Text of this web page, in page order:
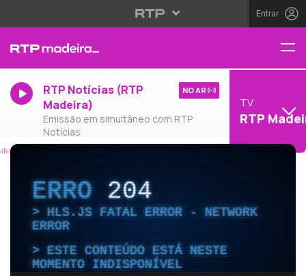
Entrar
RTP Notícias (RTP
Madeira)
Emissão em simultâneo com RTP
Notícias
NO AR
TV
RTP
ERRO204
HLS.JS FATAL ERROR - NETWORK
ERROR
ESTE CONTEÚDO ESTÁ NESTE
MOMENTO INDISPONÍVEL